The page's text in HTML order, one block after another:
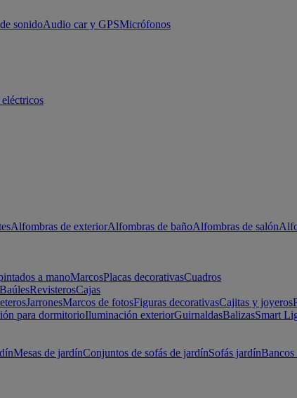
sonidoAudio car y GPSMicrófonos
eléctricos
Alfombras de exteriorAlfombras de bañoAlfombras de salón
a manoMarcosPlacas decorativasCuadros
BaúlesRevisterosCajas
JarronesMarcos de fotosFiguras decorativasCajitas y joyeros
para dormitorioIluminación exteriorGuirnaldasBalizasSmart
Mesas de jardínConjuntos de sofás de jardínSofás jardínBancos